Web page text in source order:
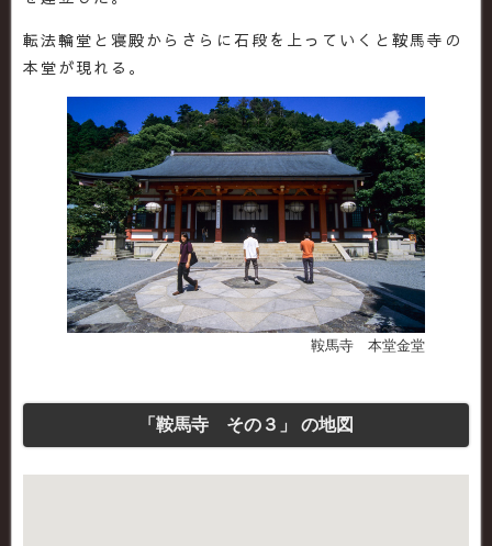
転法輪堂と寝殿からさらに石段を上っていくと鞍馬寺の
本堂が現れる。
鞍馬寺 本堂金堂
「鞍馬寺 その３」 の地図